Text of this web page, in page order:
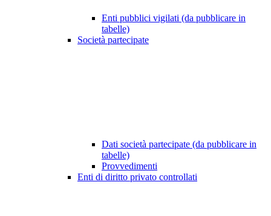
Enti pubblici vigilati (da pubblicare in
tabelle)
Società partecipate
Dati società partecipate (da pubblicare in
tabelle)
Provvedimenti
Enti di diritto privato controllati